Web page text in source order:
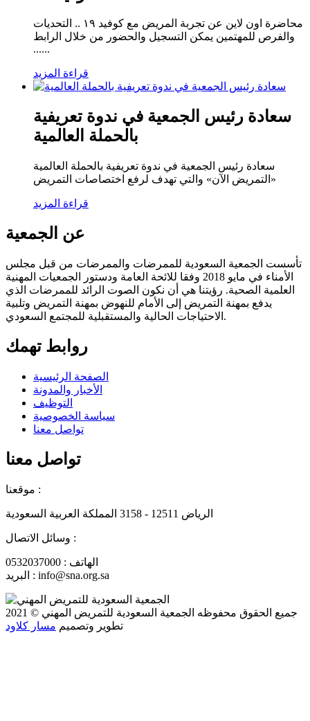
محاضرة اون لاين عن تجربة المريض مع كوفيد ١٩ .. التحديات
والفرص للمهتمين يمكن التسجيل والحضور من خلال الرابط
......
قراءة المزيد
سعادة رئيس الجمعية في ندوة تعريفية
بالحملة العالمية
سعادة رئيس الجمعية في ندوة تعريفية بالحملة العالمية
«التمريض الآن» والتي تهدف لرفع اختصاصات التمريض
قراءة المزيد
عن الجمعية
تأسست الجمعية السعودية للممرضات والممرضات من قبل مجلس
الأمناء في مايو 2018 وفقا للائحة العامة ودستور الجمعيات المهنية
العلمية الصحية. رؤيتنا هي أن نكون الصوت الرائد للممرضات الذي
يدفع بمهنة التمريض إلى الأمام للنهوض بمهنة التمريض وتلبية
الاحتياجات الحالية والمستقبلية للمجتمع السعودي.
روابط تهمك
الصفحة الرئيسية
الأخبار والمدونة
التوظيف
سياسة الخصوصية
تواصل معنا
تواصل معنا
موقعنا :
الرياض 12511 - 3158 المملكة العربية السعودية
وسائل الاتصال :
الهاتف : 0532037000
البريد : info@sna.org.sa
جميع الحقوق محفوظه الجمعية السعودية للتمريض المهني © 2021
تطوير وتصميم مسار كلاود